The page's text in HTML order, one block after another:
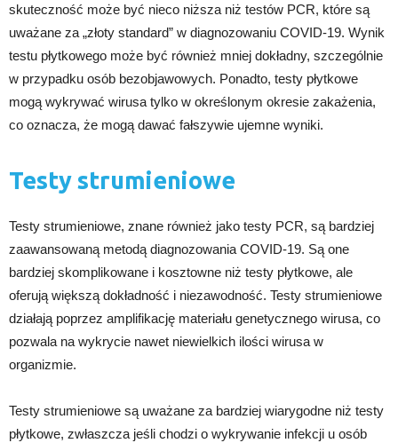
skuteczność może być nieco niższa niż testów PCR, które są
uważane za „złoty standard” w diagnozowaniu COVID-19. Wynik
testu płytkowego może być również mniej dokładny, szczególnie
w przypadku osób bezobjawowych. Ponadto, testy płytkowe
mogą wykrywać wirusa tylko w określonym okresie zakażenia,
co oznacza, że ​​mogą dawać fałszywie ujemne wyniki.
Testy strumieniowe
Testy strumieniowe, znane również jako testy PCR, są bardziej
zaawansowaną metodą diagnozowania COVID-19. Są one
bardziej skomplikowane i kosztowne niż testy płytkowe, ale
oferują większą dokładność i niezawodność. Testy strumieniowe
działają poprzez amplifikację materiału genetycznego wirusa, co
pozwala na wykrycie nawet niewielkich ilości wirusa w
organizmie.
Testy strumieniowe są uważane za bardziej wiarygodne niż testy
płytkowe, zwłaszcza jeśli chodzi o wykrywanie infekcji u osób